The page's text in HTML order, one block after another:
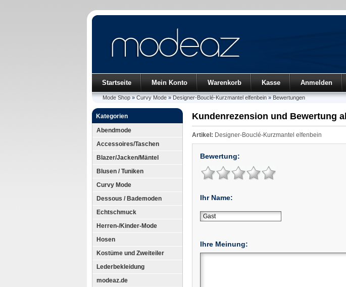
Startseite Mein Konto Warenkorb Kasse Anmelden
Mode Shop»Curvy Mode»Designer-Bouclé-Kurzmantel elfenbein»Bewertungen
Kategorien
Abendmode
Accessoires/Taschen
Blazer/Jacken/Mäntel
Blusen / Tuniken
Curvy Mode
Dessous / Bademoden
Echtschmuck
Herren-/Kinder-Mode
Hosen
Kostüme und Zweiteiler
Lederbekleidung
modeaz.de
Kundenrezension und Bewertung
Artikel: Designer-Bouclé-Kurzmantel elfenbein
Bewertung:
Ihr Name:
Ihre Meinung: